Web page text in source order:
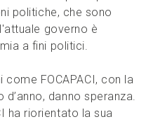
politiche, che sono
governo è
a fini politici.
FOCAPACI, con la
danno speranza.
ha riorientato la sua